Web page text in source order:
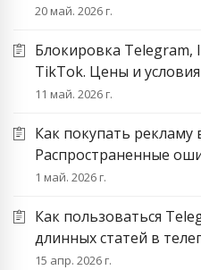
20 май. 2026 г.
Блокировка Telegram,
TikTok. Цены и условия
11 май. 2026 г.
Как покупать рекламу
Распространенные
1 май. 2026 г.
Как пользоваться
длинных статей в
15 апр. 2026 г.